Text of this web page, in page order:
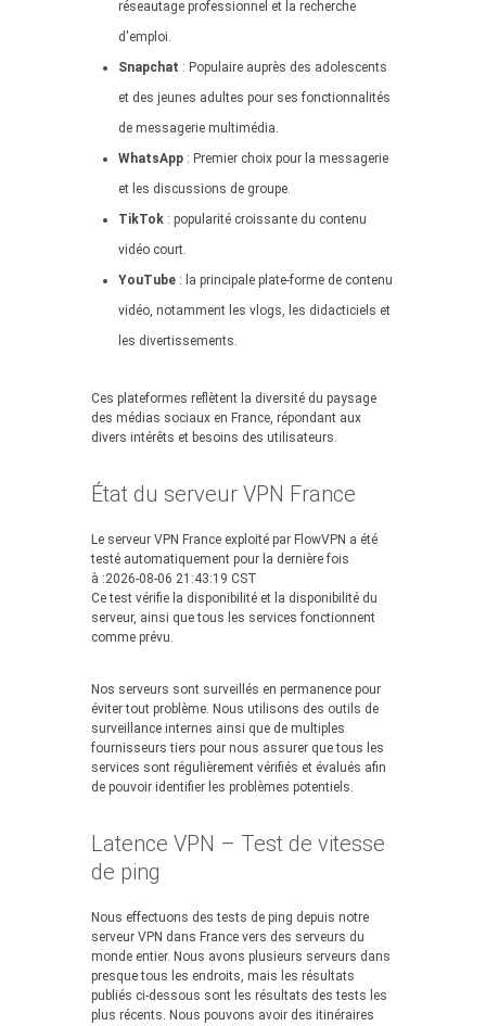
réseautage professionnel et la recherche
d'emploi.
Snapchat : Populaire auprès des adolescents
et des jeunes adultes pour ses fonctionnalités
de messagerie multimédia.
WhatsApp : Premier choix pour la messagerie
et les discussions de groupe.
TikTok : popularité croissante du contenu
vidéo court.
YouTube : la principale plate-forme de contenu
vidéo, notamment les vlogs, les didacticiels et
les divertissements.
Ces plateformes reflètent la diversité du paysage
des médias sociaux en France, répondant aux
divers intérêts et besoins des utilisateurs.
État du serveur VPN France
Le serveur VPN France exploité par FlowVPN a été
testé automatiquement pour la dernière fois
à :2026-08-06 21:43:19 CST
Ce test vérifie la disponibilité et la disponibilité du
serveur, ainsi que tous les services fonctionnent
comme prévu.
Nos serveurs sont surveillés en permanence pour
éviter tout problème. Nous utilisons des outils de
surveillance internes ainsi que de multiples
fournisseurs tiers pour nous assurer que tous les
services sont régulièrement vérifiés et évalués afin
de pouvoir identifier les problèmes potentiels.
Latence VPN – Test de vitesse
de ping
Nous effectuons des tests de ping depuis notre
serveur VPN dans France vers des serveurs du
monde entier. Nous avons plusieurs serveurs dans
presque tous les endroits, mais les résultats
publiés ci-dessous sont les résultats des tests les
plus récents. Nous pouvons avoir des itinéraires